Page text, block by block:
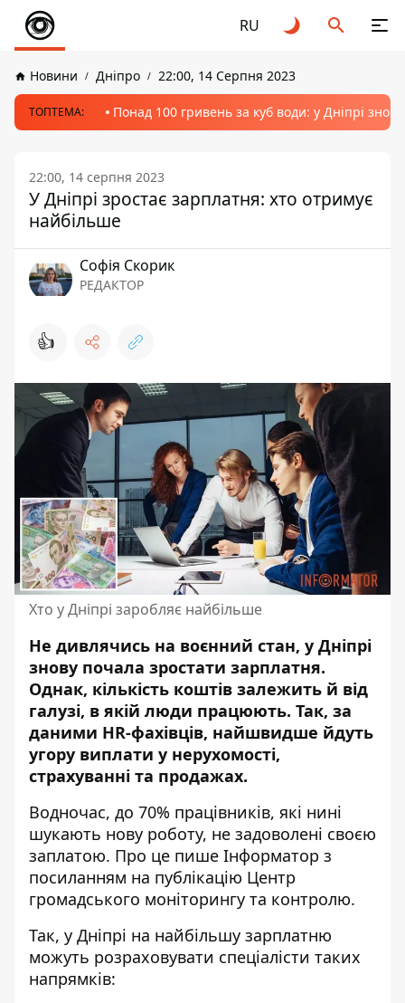
RU
Новини Дніпро 22:00, 14 Серпня 2023
ТОПТЕМА: Понад 100 гривень за куб води: у Дніпрі
22:00, 14 серпня 2023
У Дніпрі зростає зарплатня: хто отримує
найбільше
Софія Скорик
РЕДАКТОР
👍
Хто у Дніпрі заробляє найбільше
Не дивлячись на воєнний стан, у Дніпрі
знову почала зростати зарплатня.
Однак, кількість коштів залежить й від
галузі, в якій люди працюють. Так, за
даними HR-фахівців, найшвидше йдуть
угору виплати у нерухомості,
страхуванні та продажах.
Водночас, до 70% працівників, які нині
шукають нову роботу, не задоволені своєю
заплатою. Про це пише Інформатор з
посиланням на публікацію Центр
громадського моніторингу та контролю.
Так, у Дніпрі на найбільшу зарплатню
можуть розраховувати спеціалісти таких
напрямків: